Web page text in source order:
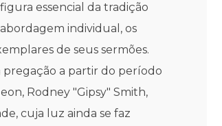
essencial da tradição
individual, os
de seus sermões.
pregação a partir do período
Rodney "Gipsy" Smith,
cuja luz ainda se faz